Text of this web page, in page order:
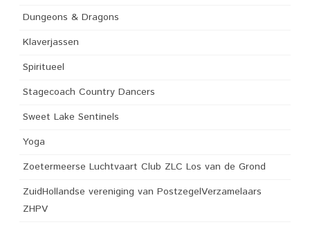
Dungeons & Dragons
Klaverjassen
Spiritueel
Stagecoach Country Dancers
Sweet Lake Sentinels
Yoga
Zoetermeerse Luchtvaart Club ZLC Los van de Grond
ZuidHollandse vereniging van PostzegelVerzamelaars
ZHPV